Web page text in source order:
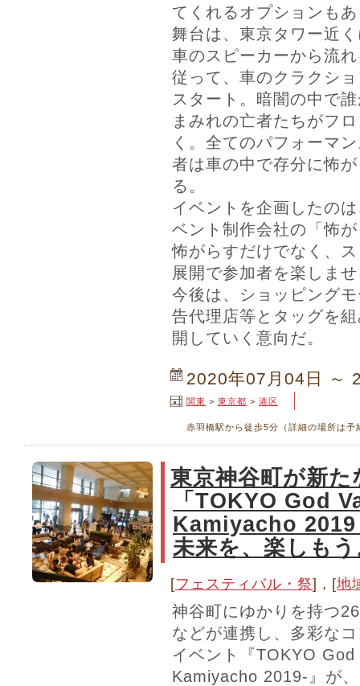
てくれるオプションも
舞台は、東京タワー近
車のスピーカーから流
従って、車のクラクシ
スタート。暗闇の中で
まみれの亡者たちがフ
く。全てのパフォーマ
者は車の中で存分に怖
る。
イベントを企画したの
ベント制作会社の「怖
怖がらすだけでなく、
展開で参加者を楽しま
今後は、ショッピング
告代理店等とタッグを
開していく意向だ。
2020年07月04日 ～
関東 > 東京都 > 港区
赤羽橋駅から徒歩5分（詳細の場所は予
東京神谷町が新
「TOKYO God
Kamiyacho 2019
未来を、楽しも
[フェスティバル・祭] , [地
神谷町にゆかりを持つ
などが連携し、多彩な
イベント『TOKYO
Kamiyacho 2019-』が